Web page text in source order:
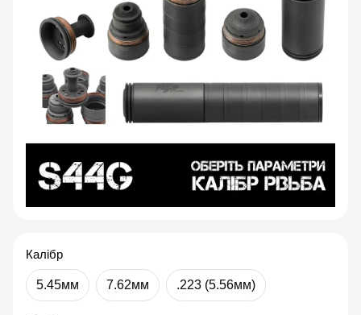
Калібр
5.45мм 7.62мм .223 (5.56мм)